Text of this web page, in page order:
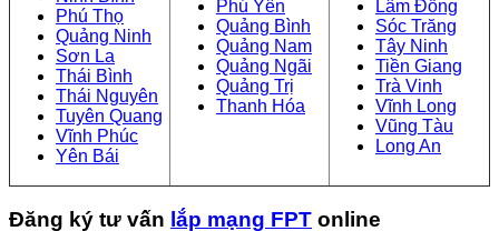
Phú Thọ
Quảng Ninh
Sơn La
Thái Bình
Thái Nguyên
Tuyên Quang
Vĩnh Phúc
Yên Bái
Phú Yên
Quảng Bình
Quảng Nam
Quảng Ngãi
Quảng Trị
Thanh Hóa
Lâm Đồng
Sóc Trăng
Tây Ninh
Tiền Giang
Trà Vinh
Vĩnh Long
Vũng Tàu
Long An
Đăng ký tư vấn lắp mạng FPT online